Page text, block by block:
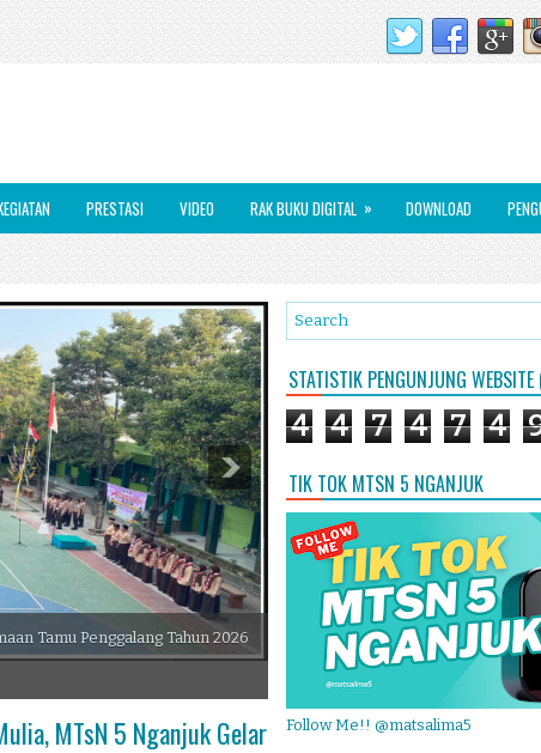
PRESTASI VIDEO RAK BUKU DIGITAL » DOWNLOAD
Tamu Penggalang Tahun 2026
MTsN 5 Nganjuk Gelar
STATISTIK PENGUNJUNG
4 4 7 4 7 4
TIK TOK MTSN 5 NGANJUK
Follow Me!! @matsalima5